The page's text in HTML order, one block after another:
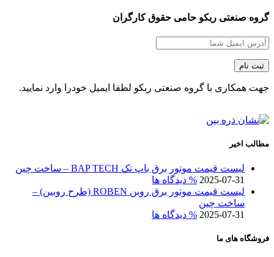
گروه صنعتی ربکو حامی حقوق کارگران
جهت همکاری با گروه صنعتی ربکو لطفا ایمیل خودرا وارد نمایید.
مطالب اخیر
لیست قیمت موتور برق باپ تک BAP TECH – ساخت چین
2025-07-31 % دیدگاه ها
لیست قیمت موتور برق روبن ROBEN (طرح روبین) –
ساخت چین
2025-07-31 % دیدگاه ها
فروشگاه های ما